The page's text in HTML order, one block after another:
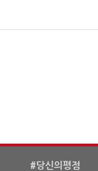
#당신의평점